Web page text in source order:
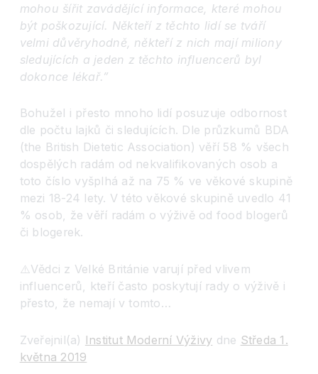
mohou šířit zavádějící informace, které mohou
být poškozující. Někteří z těchto lidí se tváří
velmi důvěryhodně, někteří z nich mají miliony
sledujících a jeden z těchto influencerů byl
dokonce lékař.”
Bohužel i přesto mnoho lidí posuzuje odbornost
dle počtu lajků či sledujících. Dle průzkumů BDA
(the British Dietetic Association) věří 58 % všech
dospělých radám od nekvalifikovaných osob a
toto číslo vyšplhá až na 75 % ve věkové skupině
mezi 18-24 lety. V této věkové skupině uvedlo 41
% osob, že věří radám o výživě od food blogerů
či blogerek.
⚠️Vědci z Velké Británie varují před vlivem
influencerů, kteří často poskytují rady o výživě i
přesto, že nemají v tomto…
Zveřejnil(a) Institut Moderní Výživy dne Středa 1.
května 2019